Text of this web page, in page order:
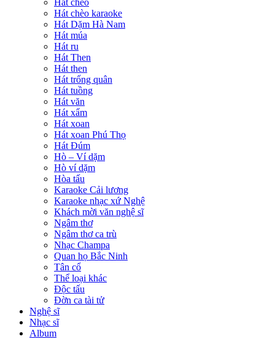
Hát chèo
Hát chèo karaoke
Hát Dặm Hà Nam
Hát múa
Hát ru
Hát Then
Hát then
Hát trống quân
Hát tuồng
Hát văn
Hát xẩm
Hát xoan
Hát xoan Phú Thọ
Hát Đúm
Hò – Ví dặm
Hò ví dặm
Hòa tấu
Karaoke Cải lương
Karaoke nhạc xứ Nghệ
Khách mời văn nghệ sĩ
Ngâm thơ
Ngâm thơ ca trù
Nhạc Champa
Quan họ Bắc Ninh
Tân cổ
Thể loại khác
Độc tấu
Đờn ca tài tử
Nghệ sĩ
Nhạc sĩ
Album